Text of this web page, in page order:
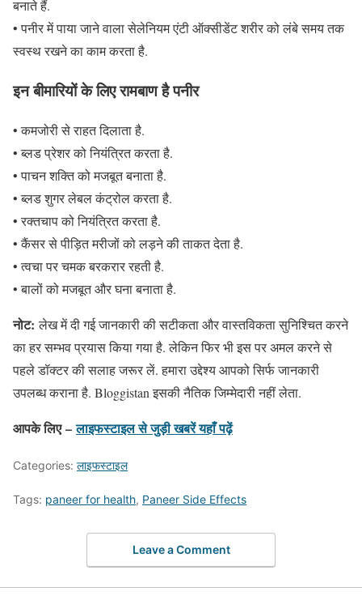
बनाते हैं.
• पनीर में पाया जाने वाला सेलेनियम एंटी ऑक्सीडेंट शरीर को लंबे समय तक
स्वस्थ रखने का काम करता है.
इन बीमारियों के लिए रामबाण है पनीर
• कमजोरी से राहत दिलाता है.
• ब्लड प्रेशर को नियंत्रित करता है.
• पाचन शक्ति को मजबूत बनाता है.
• ब्लड शुगर लेबल कंट्रोल करता है.
• रक्तचाप को नियंत्रित करता है.
• कैंसर से पीड़ित मरीजों को लड़ने की ताकत देता है.
• त्वचा पर चमक बरकरार रहती है.
• बालों को मजबूत और घना बनाता है.
नोट: लेख में दी गई जानकारी की सटीकता और वास्तविकता सुनिश्चित करने
का हर सम्भव प्रयास किया गया है. लेकिन फिर भी इस पर अमल करने से
पहले डॉक्टर की सलाह जरूर लें. हमारा उद्देश्य आपको सिर्फ जानकारी
उपलब्ध कराना है. Bloggistan इसकी नैतिक जिम्मेदारी नहीं लेता.
आपके लिए –लाइफस्टाइलसे जुड़ी खबरें यहाँ पढ़ें
Categories: लाइफस्टाइल
Tags: paneer for health, Paneer Side Effects
Leave a Comment